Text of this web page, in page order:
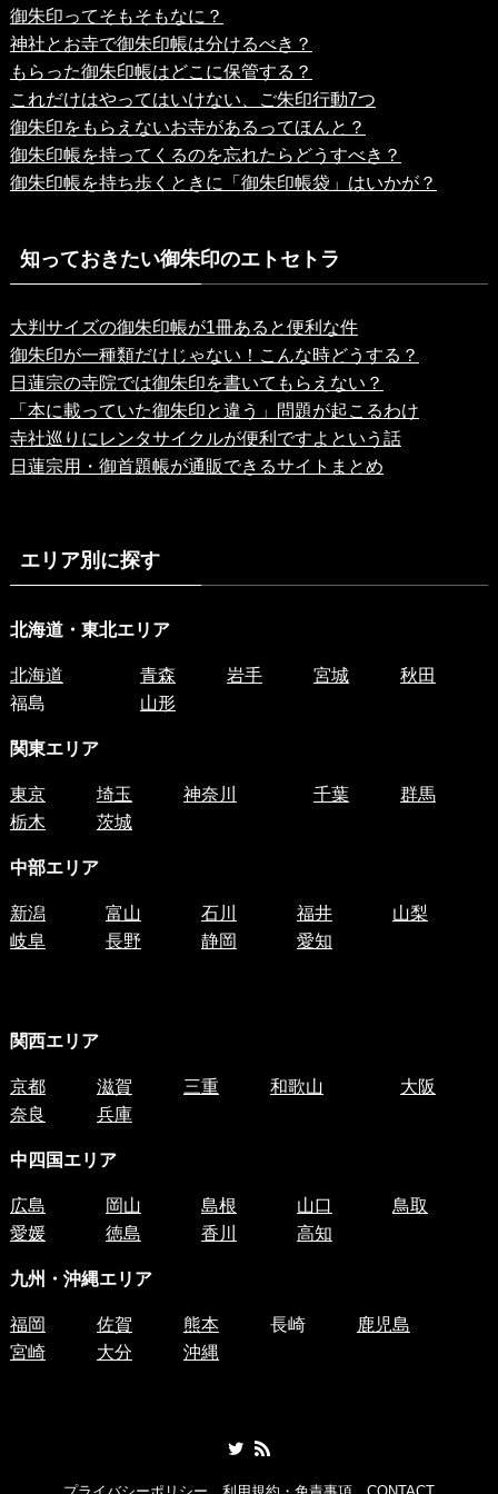
御朱印ってそもそもなに？
神社とお寺で御朱印帳は分けるべき？
もらった御朱印帳はどこに保管する？
これだけはやってはいけない、ご朱印行動7つ
御朱印をもらえないお寺があるってほんと？
御朱印帳を持ってくるのを忘れたらどうすべき？
御朱印帳を持ち歩くときに「御朱印帳袋」はいかが？
知っておきたい御朱印のエトセトラ
大判サイズの御朱印帳が1冊あると便利な件
御朱印が一種類だけじゃない！こんな時どうする？
日蓮宗の寺院では御朱印を書いてもらえない？
「本に載っていた御朱印と違う」問題が起こるわけ
寺社巡りにレンタサイクルが便利ですよという話
日蓮宗用・御首題帳が通販できるサイトまとめ
エリア別に探す
北海道・東北エリア
北海道 青森 岩手 宮城
秋田
福島
山形
関東エリア
東京 埼玉 神奈川 千葉
群馬
栃木
茨城
中部エリア
新潟 富山 石川 福井
山梨
岐阜
長野 静岡 愛知
関西エリア
京都 滋賀 三重 和歌山
大阪
奈良
兵庫
中四国エリア
広島 岡山 島根 山口
鳥取
愛媛
徳島 香川 高知
九州・沖縄エリア
福岡 佐賀 熊本 長崎
鹿児島
宮崎
大分 沖縄